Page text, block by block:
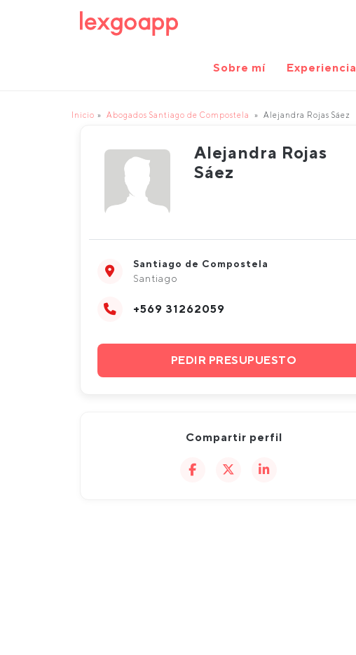
Sobre mí Experiencia
Inicio Abogados Santiago de Compostela Alejandra Rojas Sáez
Alejandra Rojas
Sáez
Santiago de Compostela
Santiago
+569 31262059
PEDIR PRESUPUESTO
Compartir perfil